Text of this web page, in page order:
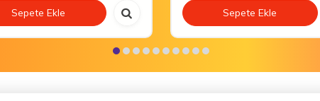
Sepete Ekle Sepete Ekle